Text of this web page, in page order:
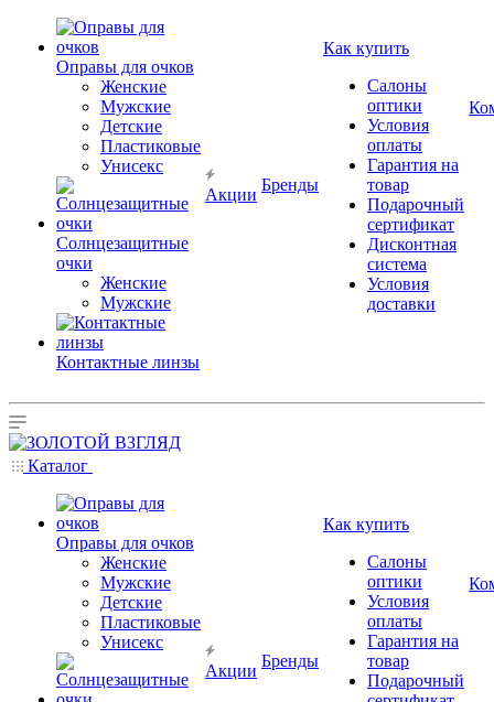
Оправы для очков
Женские
Мужские
Детские
Пластиковые
Унисекс
Солнцезащитные
очки
Женские
Мужские
Контактные линзы
Акции
Бренды
Как купить
Салоны
оптики
Условия
оплаты
Гарантия на
товар
Подарочный
сертификат
Дисконтная
система
Условия
доставки
Каталог
Оправы для очков
Женские
Мужские
Детские
Пластиковые
Унисекс
Акции
Бренды
Как купить
Салоны
оптики
Условия
оплаты
Гарантия на
товар
Подарочный